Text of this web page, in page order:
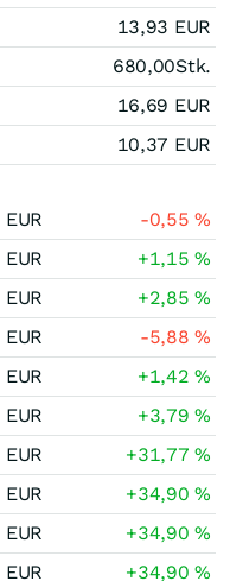
13,93 EUR
680,00Stk.
16,69 EUR
10,37 EUR
EUR -0,55%
EUR +1,15%
EUR +2,85%
EUR -5,88%
EUR +1,42%
EUR +3,79%
EUR +31,77%
EUR +34,90%
EUR +34,90%
EUR +34,90%